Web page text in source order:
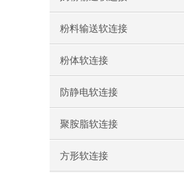
粉料输送软连接
粉体软连接
防静电软连接
聚胺脂软连接
方形软连接